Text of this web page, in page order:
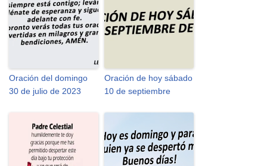
Oración del domingo
30 de julio de 2023
Oración de hoy sábado
10 de septiembre